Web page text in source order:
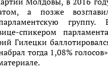
а позже
группу.
спикером
Гилецки
тогда 1,08%